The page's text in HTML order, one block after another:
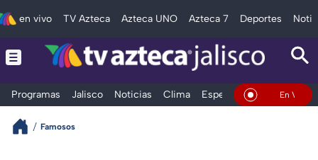
en vivo TV Azteca Azteca UNO Azteca 7 Deportes
Programas Jalisco Noticias Clima Espectáculos Deportes
En Vivo
Famosos